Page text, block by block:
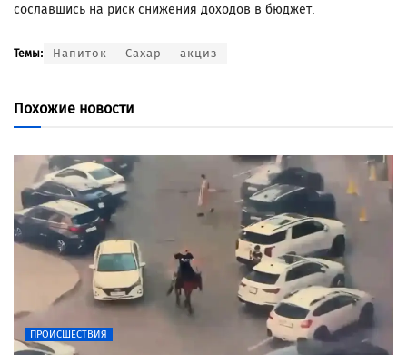
сославшись на риск снижения доходов в бюджет.
Темы: Напиток Сахар акциз
Похожие новости
ПРОИСШЕСТВИЯ